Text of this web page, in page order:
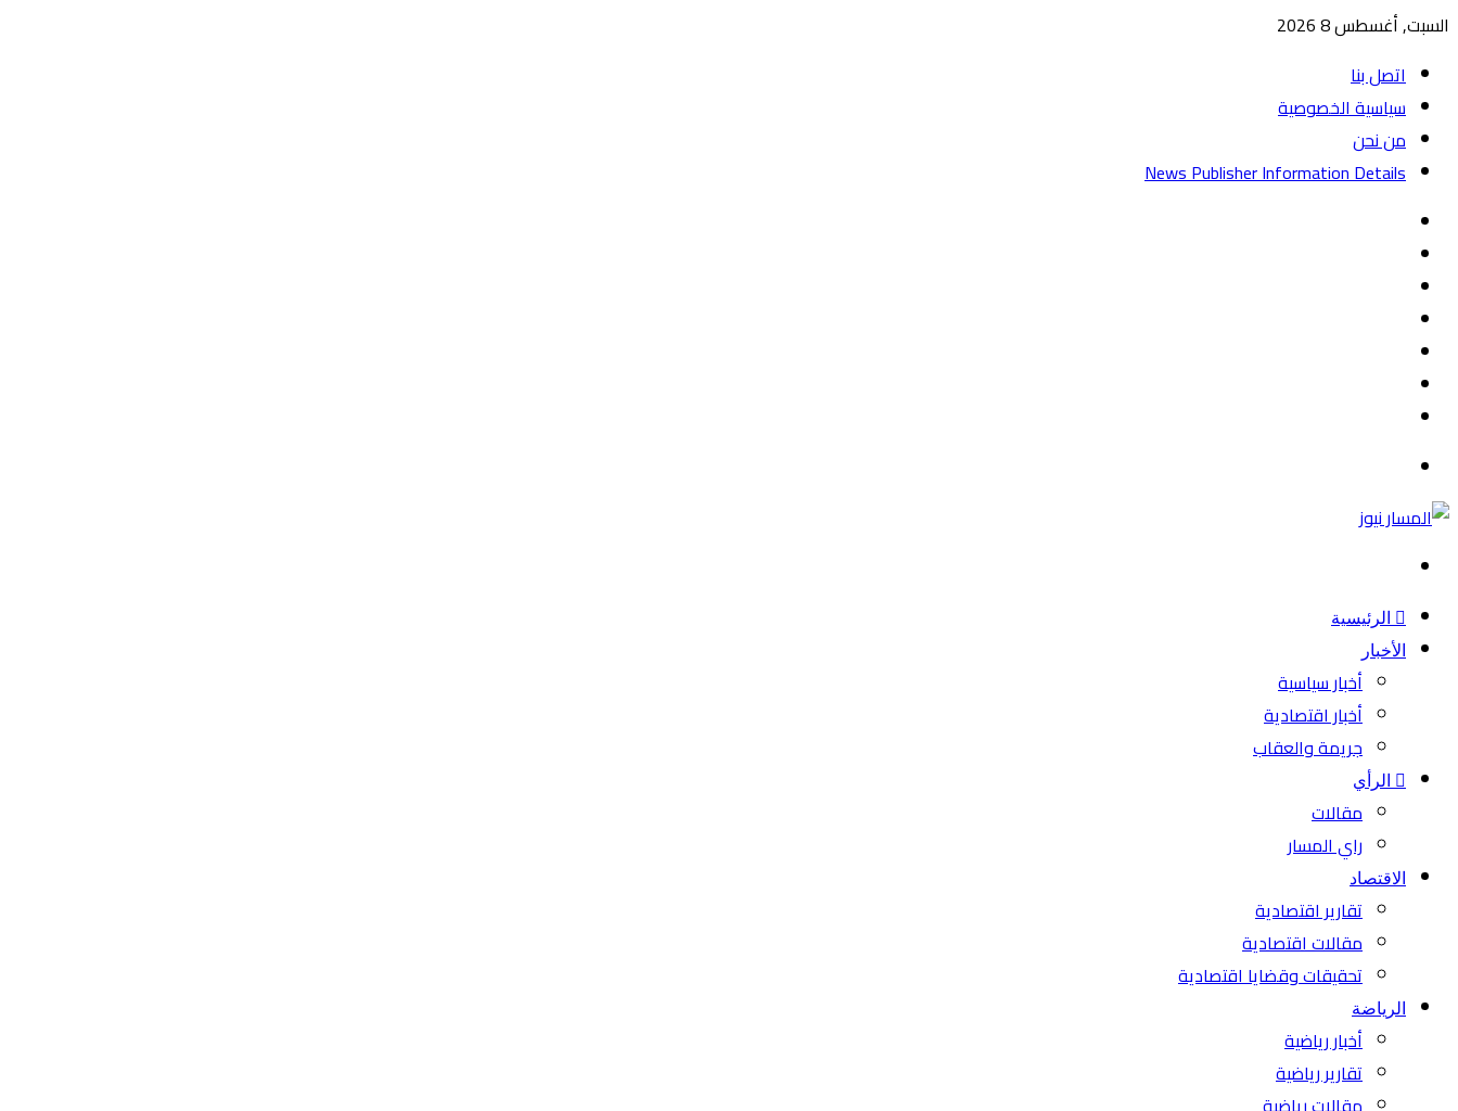
السبت, أغسطس 8 2026
اتصل بنا
سياسية الخصوصية
من نحن
News Publisher Information Details
الرئيسية
الأخبار
أخبار سياسية
أخبار اقتصادية
جريمة والعقاب
الرأي
مقالات
راي المسار
الاقتصاد
تقارير اقتصادية
مقالات اقتصادية
تحقيقات وقضايا اقتصادية
الرياضة
أخبار رياضية
تقارير رياضية